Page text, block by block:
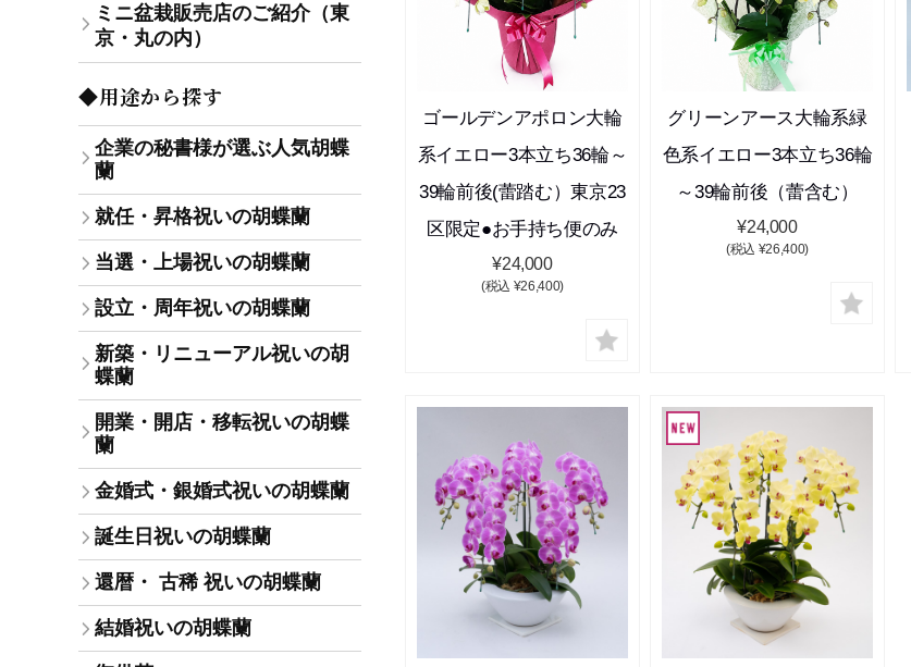
ゴールデンアポロン大輪
系イエロー3本立ち36輪～
39輪前後(蕾踏む）東京23
区限定●お手持ち便のみ
¥24,000
(税込 ¥26,400)
グリーンアース大輪系緑
色系イエロー3本立ち36輪
～39輪前後（蕾含む）
¥24,000
(税込 ¥26,400)
ミニ盆栽販売店のご紹介（東
京・丸の内）
◆用途から探す
企業の秘書様が選ぶ人気胡蝶
蘭
就任・昇格祝いの胡蝶蘭
当選・上場祝いの胡蝶蘭
設立・周年祝いの胡蝶蘭
新築・リニューアル祝いの胡
蝶蘭
開業・開店・移転祝いの胡蝶
蘭
金婚式・銀婚式祝いの胡蝶蘭
誕生日祝いの胡蝶蘭
還暦・ 古稀 祝いの胡蝶蘭
結婚祝いの胡蝶蘭